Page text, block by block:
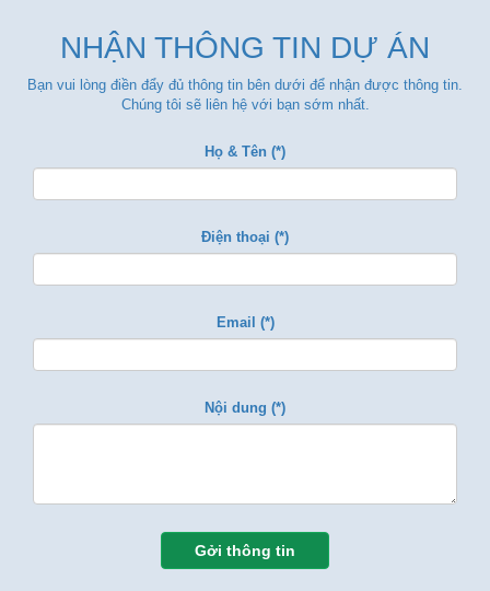
NHẬN THÔNG TIN DỰ ÁN
Bạn vui lòng điền đẩy đủ thông tin bên dưới để nhận được thông tin.
Chúng tôi sẽ liên hệ với bạn sớm nhất.
Họ & Tên (*)
Điện thoại (*)
Email (*)
Nội dung (*)
Gởi thông tin